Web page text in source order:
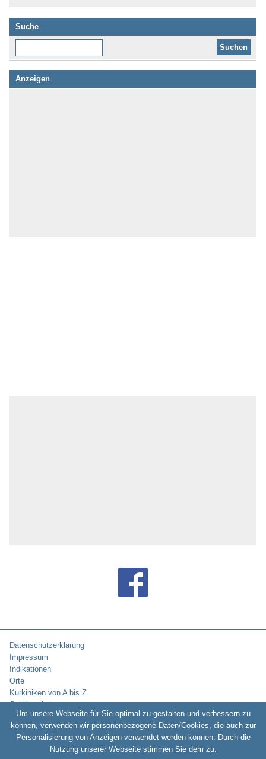
Suche
Anzeigen
Datenschutzerklärung
Impressum
Indikationen
Orte
Kurkiniken von A bis Z
Schlüsselwörter
Copyright © 2010-2026: Kurklinikverzeichnis.de -
Um unsere Webseite für Sie optimal zu gestalten und verbessern zu
können, verwenden wir personenbezogene Daten/Cookies, die auch zur
Personalisierung von Anzeigen verwendet werden können. Durch die
Nutzung unserer Webseite stimmen Sie dem zu.